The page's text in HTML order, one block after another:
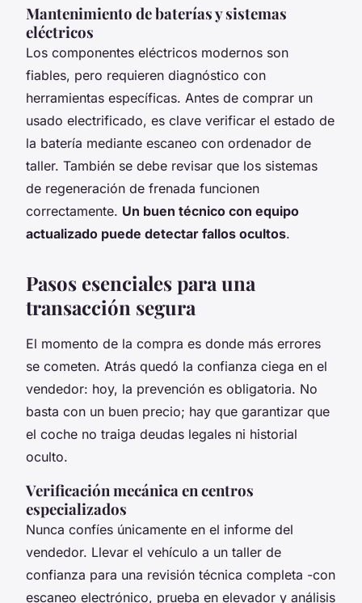
Mantenimiento de baterías y sistemas
eléctricos
Los componentes eléctricos modernos son
fiables, pero requieren diagnóstico con
herramientas específicas. Antes de comprar un
usado electrificado, es clave verificar el estado de
la batería mediante escaneo con ordenador de
taller. También se debe revisar que los sistemas
de regeneración de frenada funcionen
correctamente. Un buen técnico con equipo
actualizado puede detectar fallos ocultos.
Pasos esenciales para una
transacción segura
El momento de la compra es donde más errores
se cometen. Atrás quedó la confianza ciega en el
vendedor: hoy, la prevención es obligatoria. No
basta con un buen precio; hay que garantizar que
el coche no traiga deudas legales ni historial
oculto.
Verificación mecánica en centros
especializados
Nunca confíes únicamente en el informe del
vendedor. Llevar el vehículo a un taller de
confianza para una revisión técnica completa -con
escaneo electrónico, prueba en elevador y análisis